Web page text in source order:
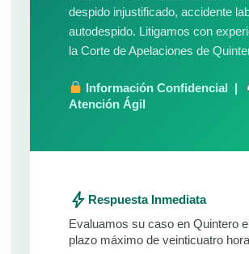
despido injustificado, accidente
autodespido. Litigamos con
la Corte de Apelaciones de
Información Confidencial |
Atención Ágil
bolt Respuesta Inmediata
Evaluamos su caso en Quintero
plazo máximo de veinticuatro